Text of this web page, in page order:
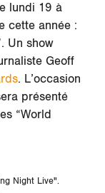
lundi 19 à
cette année :
Un show
Geoff
. L’occasion
présenté
“World
Night Live".